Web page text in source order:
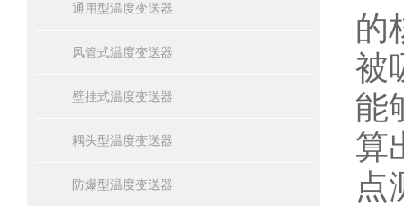
通用型温度变送器
风管式温度变送器
壁挂式温度变送器
耦头型温度变送器
防爆型温度变送器
的
被
能
算
点